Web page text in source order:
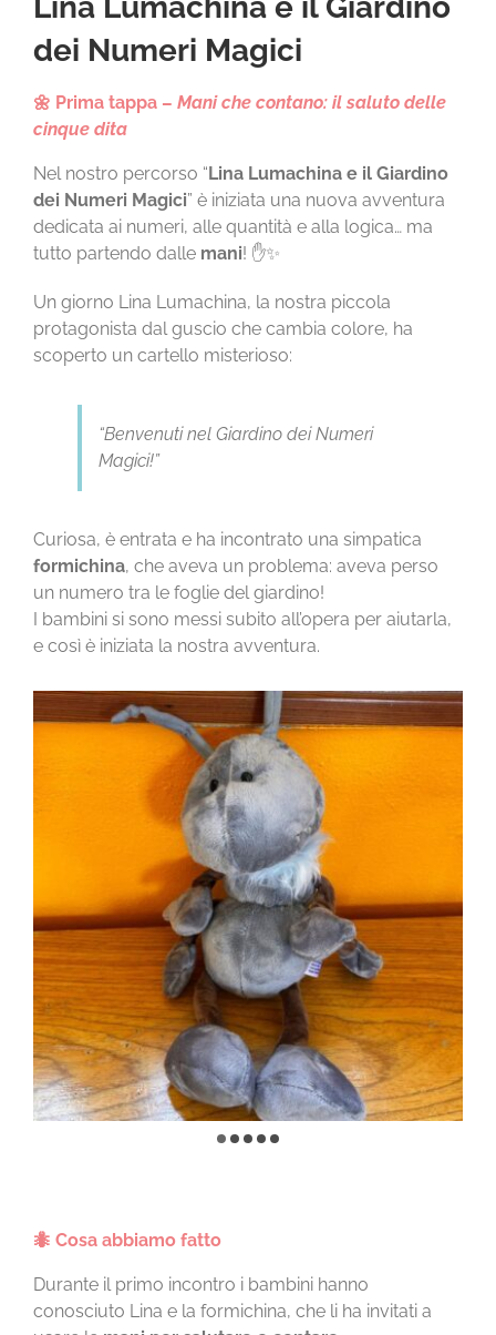
CHI SIAMO
INFORMAZIONI E ISCRIZIONI
MODULISTICA
EVENTI
dei Numeri Magici
🌼 Prima tappa – Mani che contano: il saluto delle
cinque dita
Nel nostro percorso “Lina Lumachina e il Giardino
dei Numeri Magici” è iniziata una nuova avventura
dedicata ai numeri, alle quantità e alla logica… ma
tutto partendo dalle mani! ✋✨
Un giorno Lina Lumachina, la nostra piccola
protagonista dal guscio che cambia colore, ha
scoperto un cartello misterioso:
“Benvenuti nel Giardino dei Numeri
Magici!”
Curiosa, è entrata e ha incontrato una simpatica
formichina, che aveva un problema: aveva perso
un numero tra le foglie del giardino!
I bambini si sono messi subito all’opera per aiutarla,
e così è iniziata la nostra avventura.
🐜 Cosa abbiamo fatto
Durante il primo incontro i bambini hanno
conosciuto Lina e la formichina, che li ha invitati a